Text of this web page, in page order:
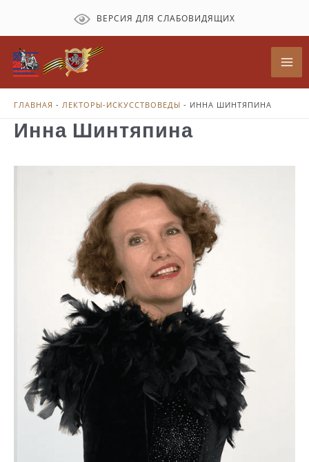
содержимому
ВЕРСИЯ ДЛЯ СЛАБОВИДЯЩИХ
ГЛАВНАЯ - ЛЕКТОРЫ-ИСКУССТВОВЕДЫ - ИННА ШИНТЯПИНА
Инна Шинтяпина